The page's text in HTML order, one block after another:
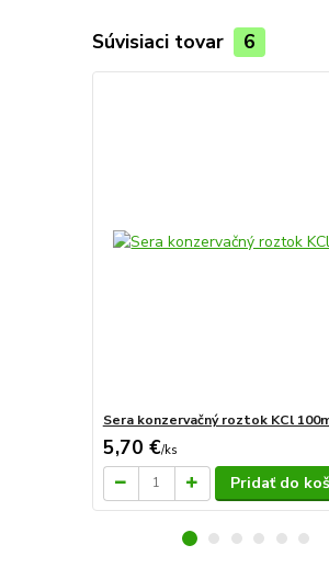
Súvisiaci tovar 6
Sera konzervačný roztok KCl
5,70 €/ks
Pridať do